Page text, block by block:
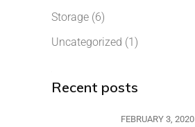
Storage (6)
Uncategorized (1)
Recent posts
FEBRUARY 3, 2020